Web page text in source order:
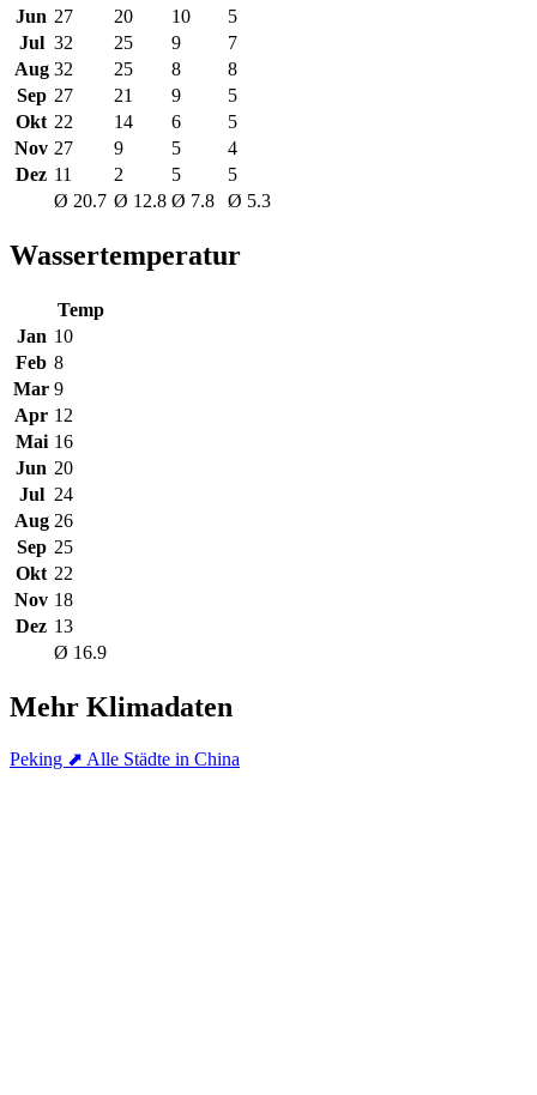
Jun 27 20 10
5
Jul 32 25 9
7
Aug 32 25 8
8
Sep 27 21 9
5
Okt 22 14 6
5
Nov 27 9 5
4
Dez 11 2 5
5
Ø 20.7 Ø 12.8 Ø 7.8 Ø 5.3
Wassertemperatur
Temp
Jan 10
Feb 8
Mar 9
Apr 12
Mai 16
Jun 20
Jul 24
Aug 26
Sep 25
Okt 22
Nov 18
Dez 13
Ø 16.9
Mehr Klimadaten
Peking ⬈ Alle Städte in China